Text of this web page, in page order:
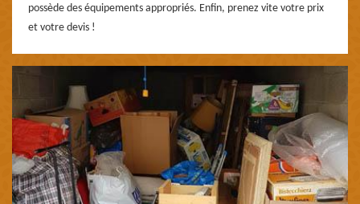
possède des équipements appropriés. Enfin, prenez vite votre prix
et votre devis !